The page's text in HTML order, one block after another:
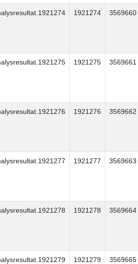
1921274 3569660
1921275 3569661
1921276 3569662
1921277 3569663
1921278 3569664
1921279 3569665